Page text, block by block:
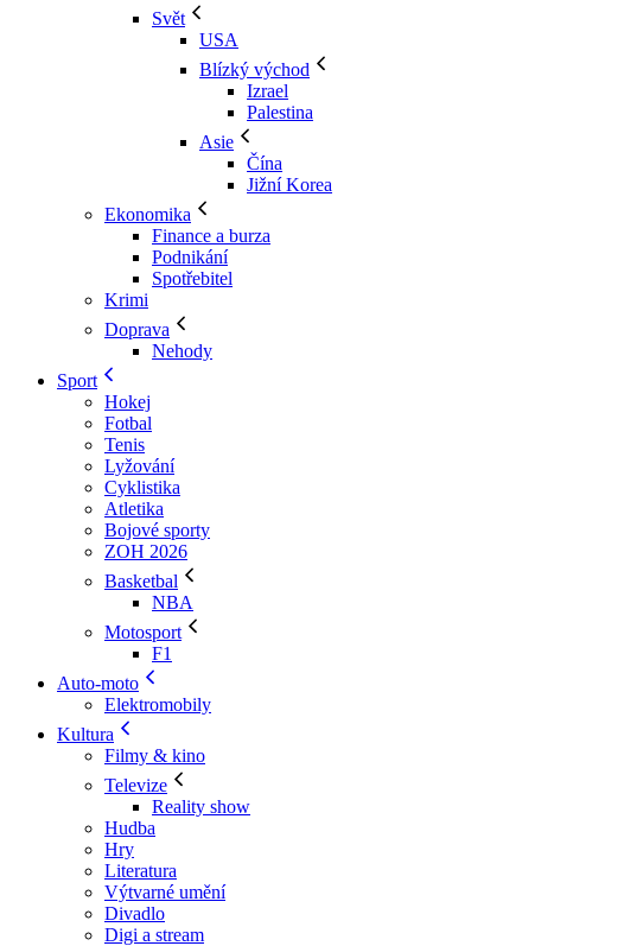
Svět
USA
Blízký východ
Izrael
Palestina
Asie
Čína
Jižní Korea
Ekonomika
Finance a burza
Podnikání
Spotřebitel
Krimi
Doprava
Nehody
Sport
Hokej
Fotbal
Tenis
Lyžování
Cyklistika
Atletika
Bojové sporty
ZOH 2026
Basketbal
NBA
Motosport
F1
Auto-moto
Elektromobily
Kultura
Filmy & kino
Televize
Reality show
Hudba
Hry
Literatura
Výtvarné umění
Divadlo
Digi a stream